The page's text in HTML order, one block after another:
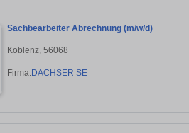
Sachbearbeiter Abrechnung (m/w/d)
Koblenz, 56068
Firma:DACHSER SE